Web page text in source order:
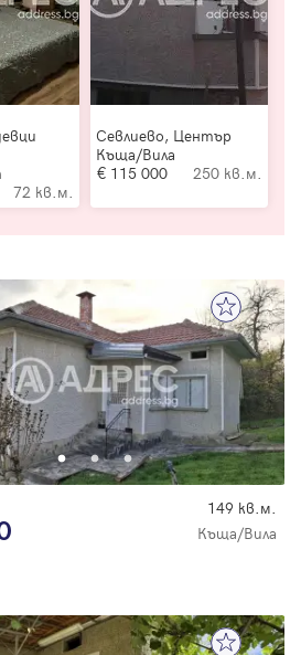
72 кв.м.
Севлиево, Център
Къща/Вила
115 000
250 кв.м.
149 кв.м.
Къща/Вила